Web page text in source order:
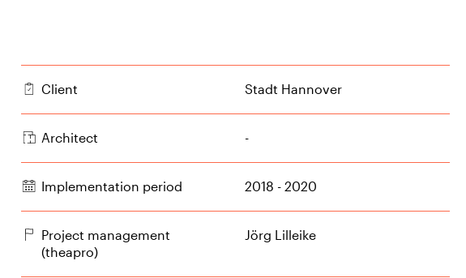
Client Stadt Hannover
Architect -
Implementation period 2018 - 2020
Project management
(theapro)
Jörg Lilleike